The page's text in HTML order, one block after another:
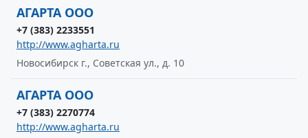
АГАРТА ООО
+7 (383) 2233551
http://www.agharta.ru
Новосибирск г., Советская ул., д. 10
АГАРТА ООО
+7 (383) 2270774
http://www.agharta.ru